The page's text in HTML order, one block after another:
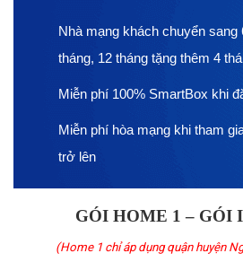
Nhà mạng khách chuyển sang
tháng, 12 tháng tặng thêm 4
Miễn phí 100% SmartBox khi
Miễn phí hòa mạng khi tham
trở lên
GÓI HOME 1 – GÓI
(Home 1 chỉ áp dụng quận huyện